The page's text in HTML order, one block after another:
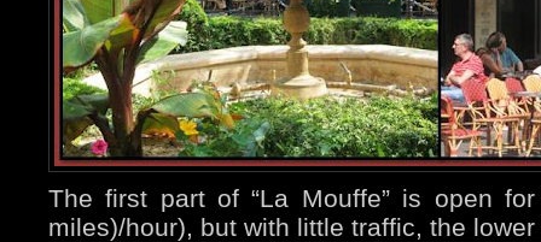
The first part of “La Mouffe” is open
miles)/hour), but with little traffic, the